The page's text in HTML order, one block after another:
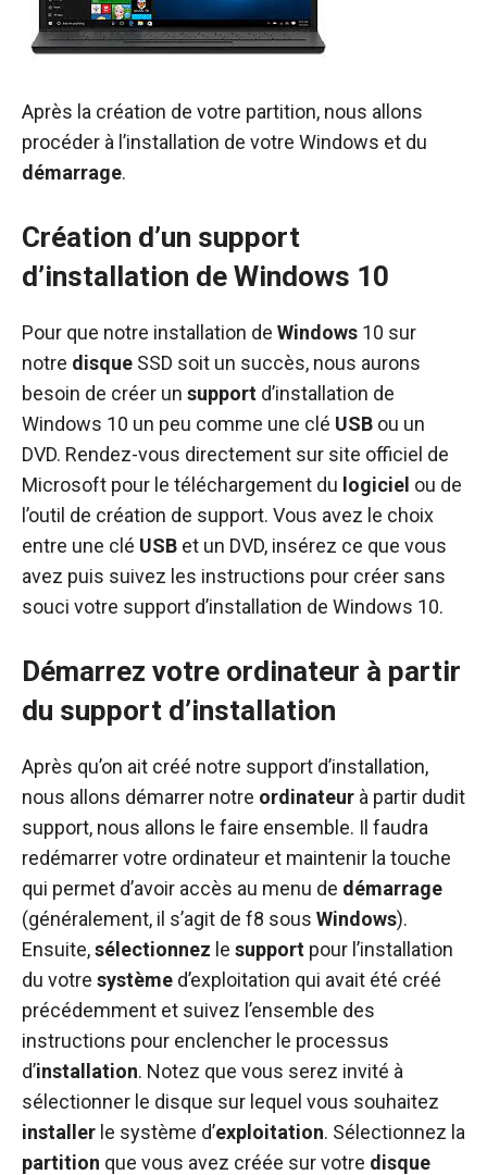
Après la création de votre partition, nous allons
procéder à l’installation de votre Windows et du
démarrage.
Création d’un support
d’installation de Windows 10
Pour que notre installation de Windows 10 sur
notre disque SSD soit un succès, nous aurons
besoin de créer un support d’installation de
Windows 10 un peu comme une clé USB ou un
DVD. Rendez-vous directement sur site officiel de
Microsoft pour le téléchargement du logiciel ou de
l’outil de création de support. Vous avez le choix
entre une clé USB et un DVD, insérez ce que vous
avez puis suivez les instructions pour créer sans
souci votre support d’installation de Windows 10.
Démarrez votre ordinateur à partir
du support d’installation
Après qu’on ait créé notre support d’installation,
nous allons démarrer notre ordinateur à partir dudit
support, nous allons le faire ensemble. Il faudra
redémarrer votre ordinateur et maintenir la touche
qui permet d’avoir accès au menu de démarrage
(généralement, il s’agit de f8 sous Windows).
Ensuite,sélectionnez le support pour l’installation
du votre système d’exploitation qui avait été créé
précédemment et suivez l’ensemble des
instructions pour enclencher le processus
d’installation. Notez que vous serez invité à
sélectionner le disque sur lequel vous souhaitez
installer le système d’exploitation. Sélectionnez la
partition que vous avez créée sur votre disque